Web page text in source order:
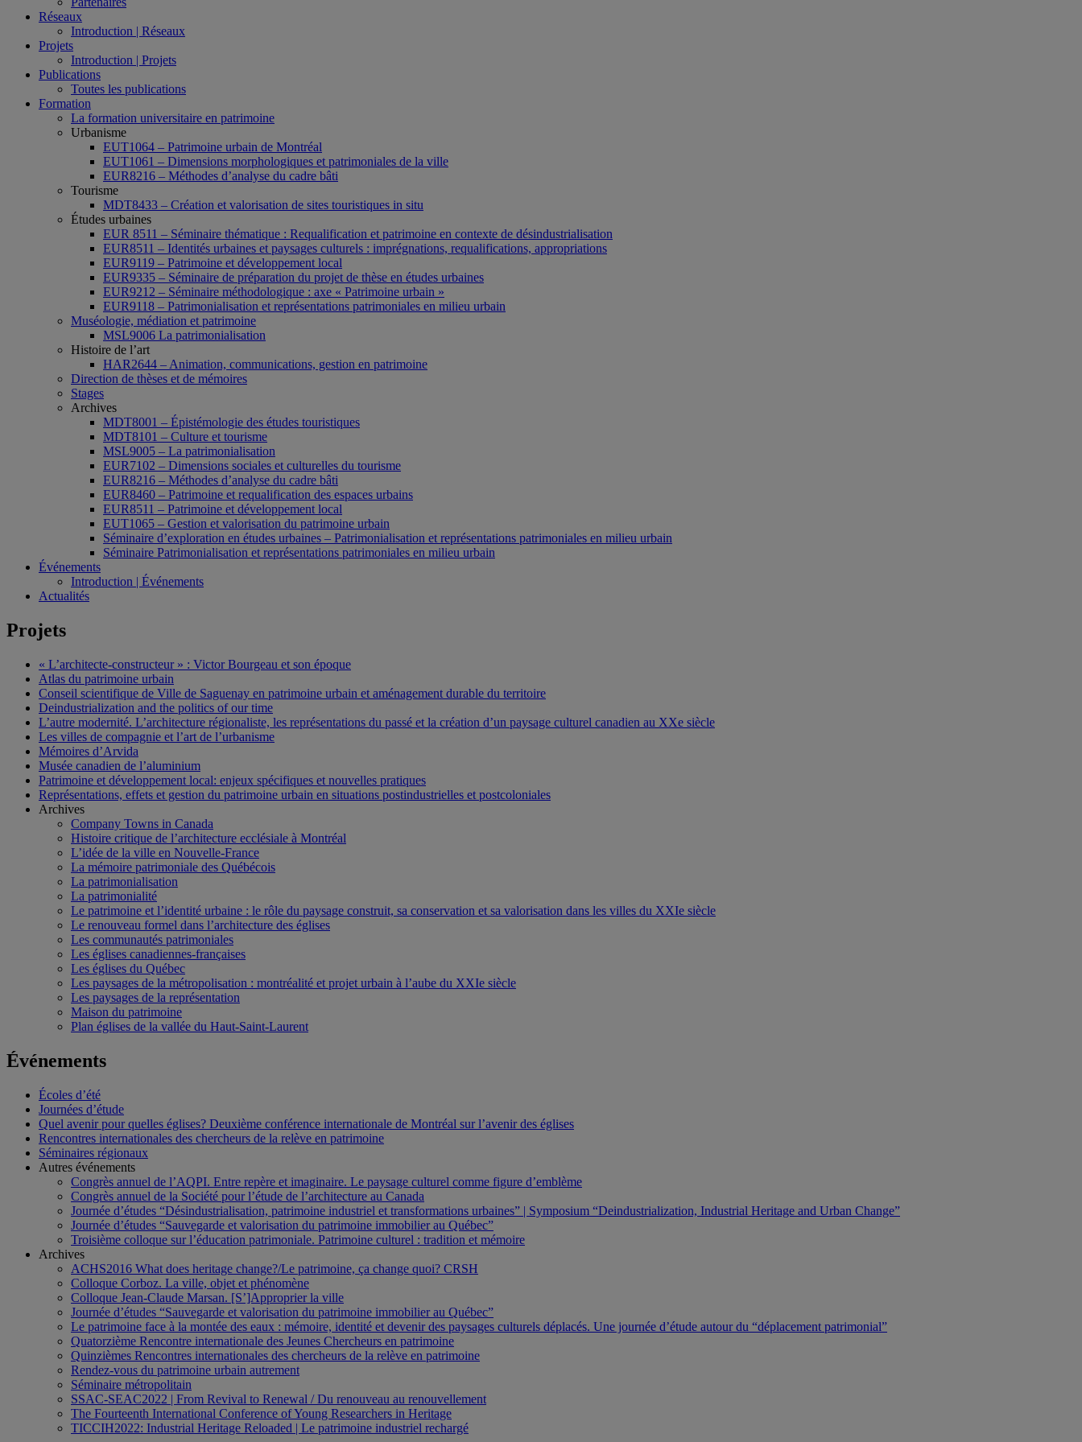
Réseaux
Introduction | Réseaux
Projets
Introduction | Projets
Publications
Toutes les publications
Formation
La formation universitaire en patrimoine
Urbanisme
EUT1064 – Patrimoine urbain de Montréal
EUT1061 – Dimensions morphologiques et patrimoniales de la ville
EUR8216 – Méthodes d’analyse du cadre bâti
Tourisme
MDT8433 – Création et valorisation de sites touristiques in situ
Études urbaines
EUR 8511 – Séminaire thématique : Requalification et patrimoine en contexte de désindustrialisation
EUR8511 – Identités urbaines et paysages culturels : imprégnations, requalifications, appropriations
EUR9119 – Patrimoine et développement local
EUR9335 – Séminaire de préparation du projet de thèse en études urbaines
EUR9212 – Séminaire méthodologique : axe « Patrimoine urbain »
EUR9118 – Patrimonialisation et représentations patrimoniales en milieu urbain
Muséologie, médiation et patrimoine
MSL9006 La patrimonialisation
Histoire de l’art
HAR2644 – Animation, communications, gestion en patrimoine
Direction de thèses et de mémoires
Stages
Archives
MDT8001 – Épistémologie des études touristiques
MDT8101 – Culture et tourisme
MSL9005 – La patrimonialisation
EUR7102 – Dimensions sociales et culturelles du tourisme
EUR8216 – Méthodes d’analyse du cadre bâti
EUR8460 – Patrimoine et requalification des espaces urbains
EUR8511 – Patrimoine et développement local
EUT1065 – Gestion et valorisation du patrimoine urbain
Séminaire d’exploration en études urbaines – Patrimonialisation et représentations patrimoniales en milieu urbain
Séminaire Patrimonialisation et représentations patrimoniales en milieu urbain
Événements
Introduction | Événements
Actualités
Projets
« L’architecte-constructeur » : Victor Bourgeau et son époque
Atlas du patrimoine urbain
Conseil scientifique de Ville de Saguenay en patrimoine urbain et aménagement durable du territoire
Deindustrialization and the politics of our time
L’autre modernité. L’architecture régionaliste, les représentations du passé et la création d’un paysage culturel canadien au XXe siècle
Les villes de compagnie et l’art de l’urbanisme
Mémoires d’Arvida
Musée canadien de l’aluminium
Patrimoine et développement local: enjeux spécifiques et nouvelles pratiques
Représentations, effets et gestion du patrimoine urbain en situations postindustrielles et postcoloniales
Archives
Company Towns in Canada
Histoire critique de l’architecture ecclésiale à Montréal
L’idée de la ville en Nouvelle-France
La mémoire patrimoniale des Québécois
La patrimonialisation
La patrimonialité
Le patrimoine et l’identité urbaine : le rôle du paysage construit, sa conservation et sa valorisation dans les villes du XXIe siècle
Le renouveau formel dans l’architecture des églises
Les communautés patrimoniales
Les églises canadiennes-françaises
Les églises du Québec
Les paysages de la métropolisation : montréalité et projet urbain à l’aube du XXIe siècle
Les paysages de la représentation
Maison du patrimoine
Plan églises de la vallée du Haut-Saint-Laurent
Événements
Écoles d’été
Journées d’étude
Quel avenir pour quelles églises? Deuxième conférence internationale de Montréal sur l’avenir des églises
Rencontres internationales des chercheurs de la relève en patrimoine
Séminaires régionaux
Autres événements
Congrès annuel de l’AQPI. Entre repère et imaginaire. Le paysage culturel comme figure d’emblème
Congrès annuel de la Société pour l’étude de l’architecture au Canada
Journée d’études “Désindustrialisation, patrimoine industriel et transformations urbaines” | Symposium “Deindustrialization, Industrial Heritage and Urban Change”
Journée d’études “Sauvegarde et valorisation du patrimoine immobilier au Québec”
Troisième colloque sur l’éducation patrimoniale. Patrimoine culturel : tradition et mémoire
Archives
ACHS2016 What does heritage change?/Le patrimoine, ça change quoi? CRSH
Colloque Corboz. La ville, objet et phénomène
Colloque Jean-Claude Marsan. [S’]Approprier la ville
Journée d’études “Sauvegarde et valorisation du patrimoine immobilier au Québec”
Le patrimoine face à la montée des eaux : mémoire, identité et devenir des paysages culturels déplacés. Une journée d’étude autour du “déplacement patrimonial”
Quatorzième Rencontre internationale des Jeunes Chercheurs en patrimoine
Quinzièmes Rencontres internationales des chercheurs de la relève en patrimoine
Rendez-vous du patrimoine urbain autrement
Séminaire métropolitain
SSAC-SEAC2022 | From Revival to Renewal / Du renouveau au renouvellement
The Fourteenth International Conference of Young Researchers in Heritage
TICCIH2022: Industrial Heritage Reloaded | Le patrimoine industriel rechargé